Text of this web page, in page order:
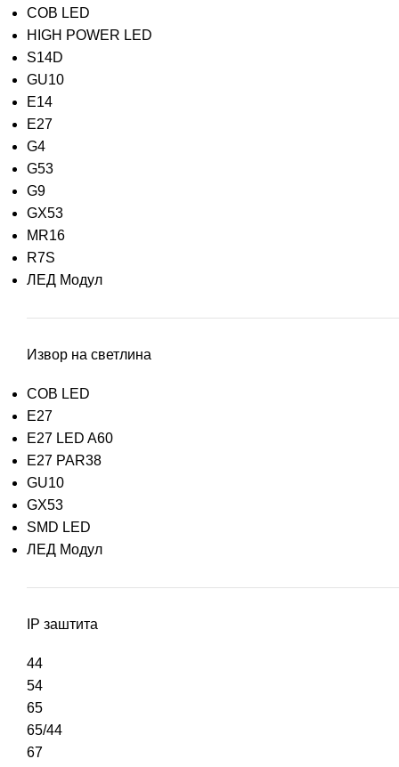
COB LED
HIGH POWER LED
S14D
GU10
E14
E27
G4
G53
G9
GX53
MR16
R7S
ЛЕД Модул
Извор на светлина
COB LED
E27
E27 LED A60
E27 PAR38
GU10
GX53
SMD LED
ЛЕД Модул
IP заштита
44
54
65
65/44
67